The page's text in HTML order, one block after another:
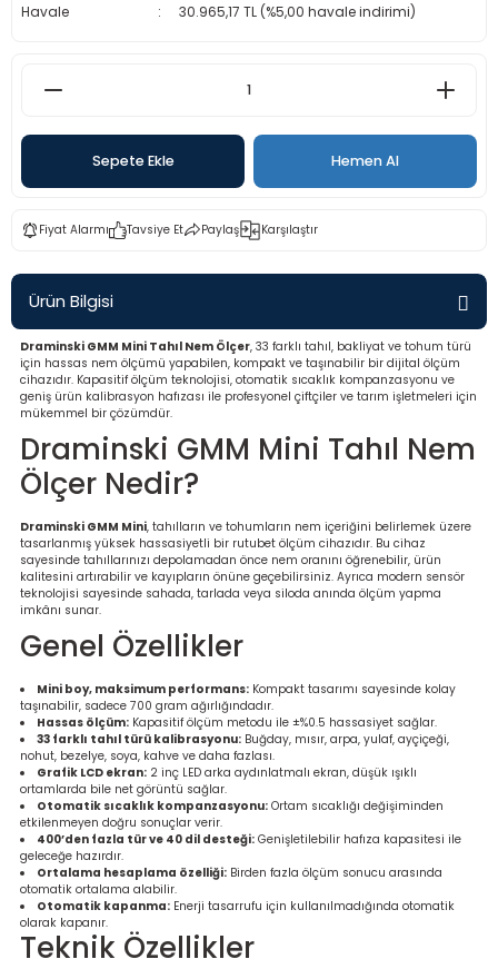
Cihazı
Ölçerler
Havale
30.965,17 TL (%5,00 havale indirimi)
Sepete Ekle Hemen Al
Fiyat Alarmı Tavsiye Et Paylaş Karşılaştır
Ürün Bilgisi
Draminski GMM Mini Tahıl Nem Ölçer, 33 farklı tahıl, bakliyat ve tohum türü
için hassas nem ölçümü yapabilen, kompakt ve taşınabilir bir dijital ölçüm
cihazıdır. Kapasitif ölçüm teknolojisi, otomatik sıcaklık kompanzasyonu ve
geniş ürün kalibrasyon hafızası ile profesyonel çiftçiler ve tarım işletmeleri için
mükemmel bir çözümdür.
Draminski GMM Mini Tahıl Nem
Ölçer Nedir?
Draminski GMM Mini, tahılların ve tohumların nem içeriğini belirlemek üzere
tasarlanmış yüksek hassasiyetli bir rutubet ölçüm cihazıdır. Bu cihaz
sayesinde tahıllarınızı depolamadan önce nem oranını öğrenebilir, ürün
kalitesini artırabilir ve kayıpların önüne geçebilirsiniz. Ayrıca modern sensör
teknolojisi sayesinde sahada, tarlada veya siloda anında ölçüm yapma
imkânı sunar.
Genel Özellikler
Mini boy, maksimum performans: Kompakt tasarımı sayesinde kolay
taşınabilir, sadece 700 gram ağırlığındadır.
Hassas ölçüm: Kapasitif ölçüm metodu ile ±%0.5 hassasiyet sağlar.
33 farklı tahıl türü kalibrasyonu: Buğday, mısır, arpa, yulaf, ayçiçeği,
nohut, bezelye, soya, kahve ve daha fazlası.
Grafik LCD ekran: 2 inç LED arka aydınlatmalı ekran, düşük ışıklı
ortamlarda bile net görüntü sağlar.
Otomatik sıcaklık kompanzasyonu: Ortam sıcaklığı değişiminden
etkilenmeyen doğru sonuçlar verir.
400’den fazla tür ve 40 dil desteği: Genişletilebilir hafıza kapasitesi ile
geleceğe hazırdır.
Ortalama hesaplama özelliği: Birden fazla ölçüm sonucu arasında
otomatik ortalama alabilir.
Otomatik kapanma: Enerji tasarrufu için kullanılmadığında otomatik
olarak kapanır.
Teknik Özellikler